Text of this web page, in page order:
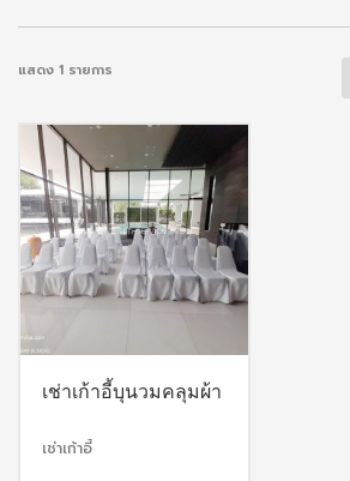
แสดง 1 รายการ
เช่าเก้าอี้บุนวมคลุมผ้า
เช่าเก้าอี้